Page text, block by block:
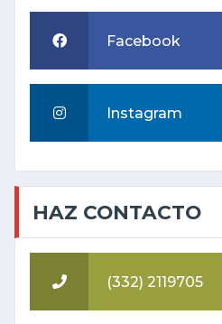
Facebook
Instagram
HAZ CONTACTO
(332) 2119705